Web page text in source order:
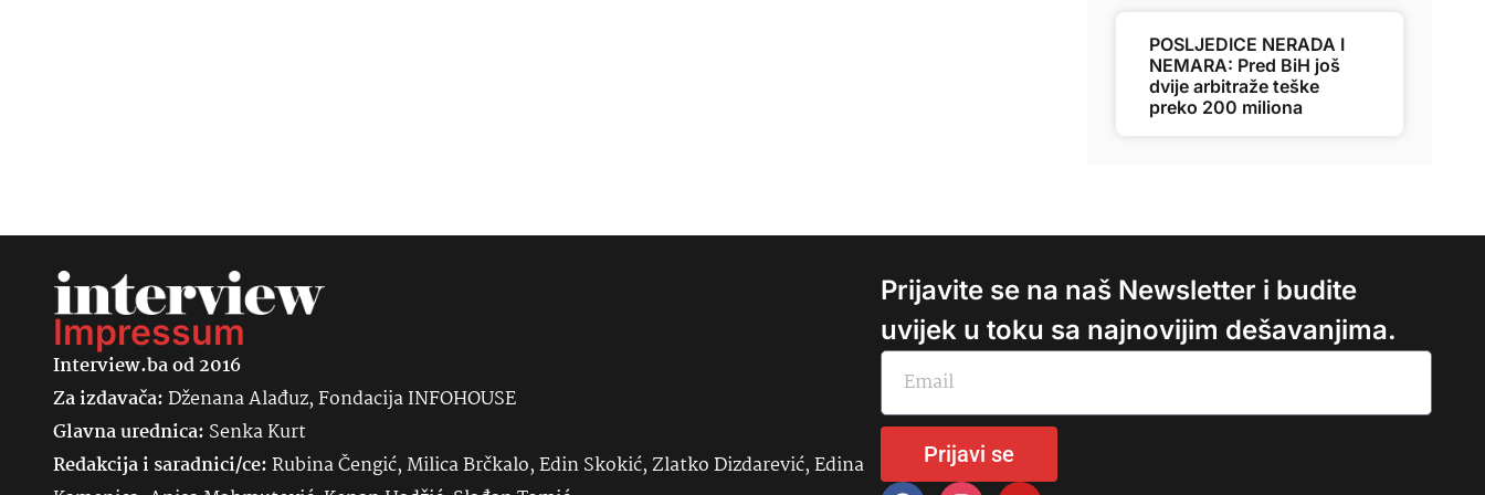
POSLJEDICE NERADA I
NEMARA: Pred BiH još
dvije arbitraže teške
preko 200 miliona
Impressum
Interview.ba od 2016
Za izdavača:Dženana Alađuz, Fondacija INFOHOUSE
Glavna urednica: SenkaKurt
Redakcija i saradnici/ce:Rubina Čengić, Milica Brčkalo, Edin Skokić, Zlatko Dizdarević, Edina
Prijavite se na naš Newsletter i budite
uvijek u toku sa najnovijim dešavanjima.
Prijavi se